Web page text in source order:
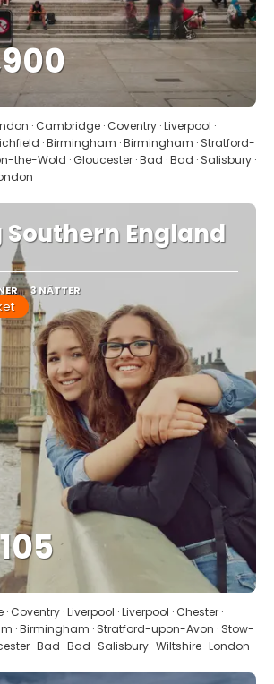
Se
· Cambridge · Coventry · Liverpool ·
· Birmingham · Birmingham · Stratford-
the-Wold · Gloucester · Bad · Bad · Salisbury ·
Southern England
3 NÄTTER
Se
Coventry · Liverpool · Liverpool · Chester ·
· Birmingham · Stratford-upon-Avon · Stow-
· Bad · Bad · Salisbury · Wiltshire · London